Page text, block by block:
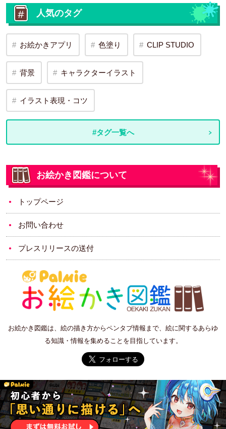
人気のタグ
お絵かきアプリ 色塗り CLIP STUDIO
背景 キャラクターイラスト
イラスト表現・コツ
#タグ一覧へ
お絵かき図鑑について
トップページ
お問い合わせ
プレスリリースの送付
お絵かき図鑑は、絵の描き方からペンタブ情報まで、絵に関するあらゆ
る知識・情報を集めることを目指しています。